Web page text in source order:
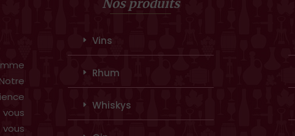
Nos produits
Vins
Rhum
Whiskys